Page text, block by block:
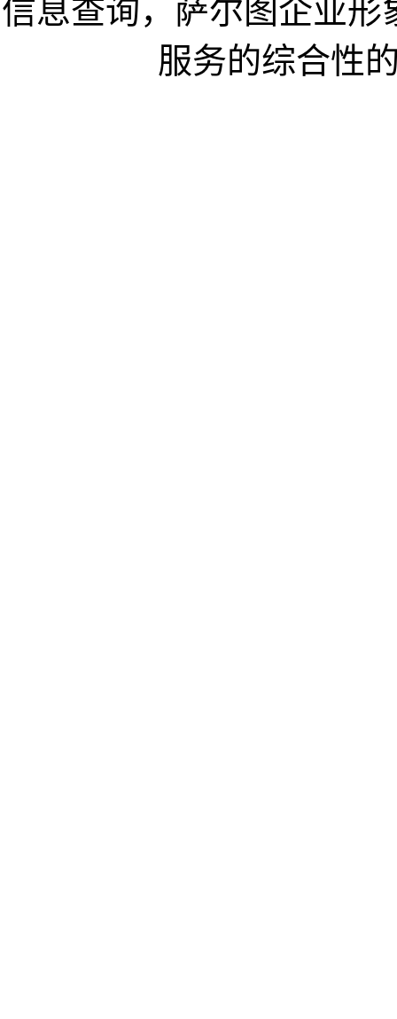
信息查询，萨尔图企业
服务的综合性